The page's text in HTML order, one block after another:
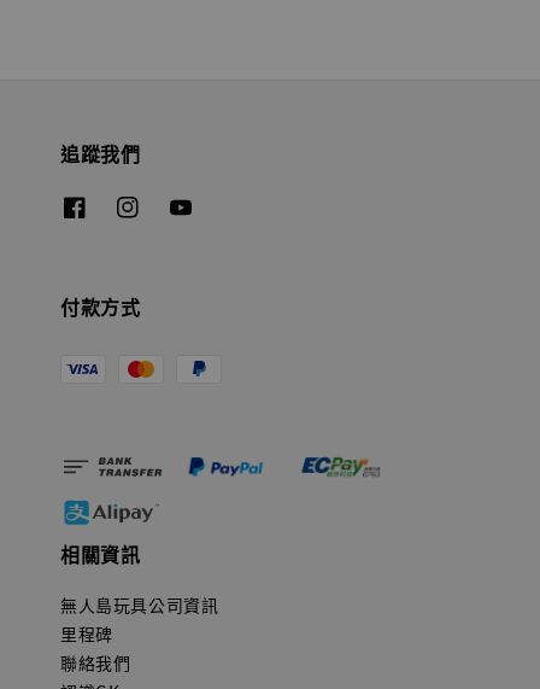
追蹤我們
付款方式
相關資訊
無人島玩具公司資訊
里程碑
聯絡我們